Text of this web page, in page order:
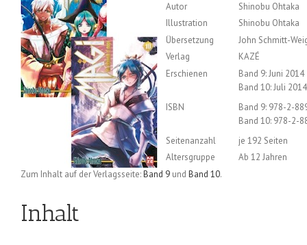
Autor
Shinobu Ohtaka
Illustration
Shinobu Ohtaka
Übersetzung
John Schmitt-
Verlag
KAZÉ
Erschienen
Band 9: Juni 2014
Band 10: Juli 2014
ISBN
Band 9: 978-2-
Band 10: 978-2-
Seitenanzahl
je 192 Seiten
Altersgruppe
Ab 12 Jahren
Zum Inhalt auf der Verlagsseite:Band 9 und Band 10.
Inhalt